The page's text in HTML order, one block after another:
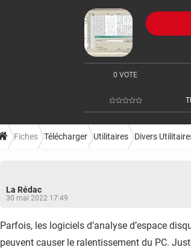
0 VOTE
Fiches Télécharger Utilitaires Divers
La Rédac
30 mai 2022 17:49
Parfois, les logiciels d’analyse d’espace
peuvent causer le ralentissement du PC.